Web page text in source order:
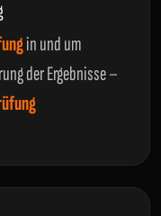
in und um
der Ergebnisse –